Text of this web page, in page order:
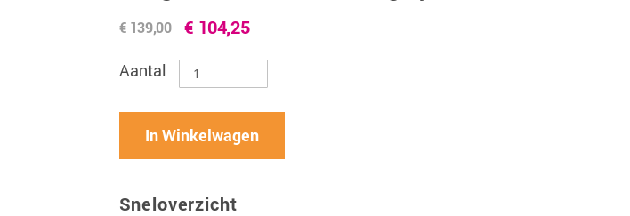
€ 104,25
€ 139,00
Aantal
In Winkelwagen
Sneloverzicht